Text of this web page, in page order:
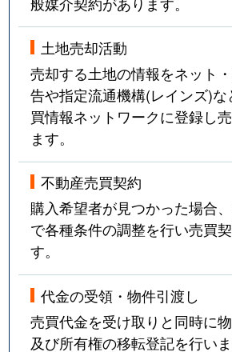
土地売却活動
売却する土地の情報をネット
告や指定流通機構(レインズ)
買情報ネットワークに登録し
ます。
不動産売買契約
購入希望者が見つかった場合
で各種条件の調整を行い売買
す。
代金の受領・物件引渡し
売買代金を受け取りと同時に
及び所有権の移転登記を行い